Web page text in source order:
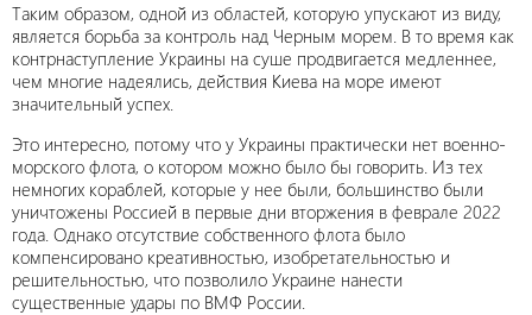
Таким образом, одной из областей, которую упускают из виду,
является борьба за контроль над Черным морем. В то время как
контрнаступление Украины на суше продвигается медленнее,
чем многие надеялись, действия Киева на море имеют
значительный успех.
Это интересно, потому что у Украины практически нет военно-
морского флота, о котором можно было бы говорить. Из тех
немногих кораблей, которые у нее были, большинство были
уничтожены Россией в первые дни вторжения в феврале 2022
года. Однако отсутствие собственного флота было
компенсировано креативностью, изобретательностью и
решительностью, что позволило Украине нанести
существенные удары по ВМФ России.